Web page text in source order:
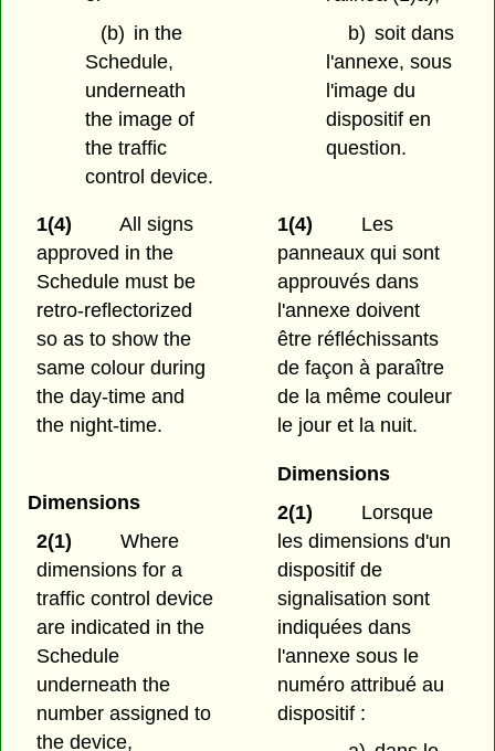
(b) in the
Schedule,
underneath
the image of
the traffic
control device.
b) soit dans
l'annexe, sous
l'image du
dispositif en
question.
1(4)
All signs
approved in the
Schedule must be
retro-reflectorized
so as to show the
same colour during
the day-time and
the night-time.
1(4)
Les
panneaux qui sont
approuvés dans
l'annexe doivent
être réfléchissants
de façon à paraître
de la même couleur
le jour et la nuit.
Dimensions
2(1)
Where
dimensions for a
traffic control device
are indicated in the
Schedule
underneath the
number assigned to
the device,
Dimensions
2(1)
Lorsque
les dimensions d'un
dispositif de
signalisation sont
indiquées dans
l'annexe sous le
numéro attribué au
dispositif :